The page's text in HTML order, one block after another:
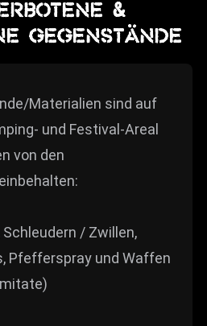
&
GEGENSTÄNDE
Materialien sind auf
und Festival-Areal
von den
/ Zwillen,
Pfefferspray und Waffen